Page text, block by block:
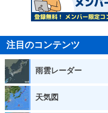
注目のコンテンツ
雨雲レーダー
天気図